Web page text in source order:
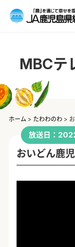
MBCテ
ホーム > たわわのわ >
放送日：
おいどん鹿